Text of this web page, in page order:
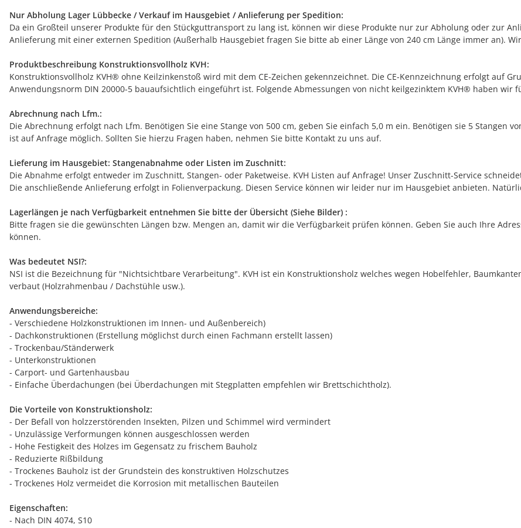
Nur Abholung Lager Lübbecke / Verkauf im Hausgebiet / Anlieferung per Spedition:
Da ein Großteil unserer Produkte für den Stückguttransport zu lang ist, können wir diese Produkte nur zur Abholung oder zur
Anlieferung mit einer externen Spedition (Außerhalb Hausgebiet fragen Sie bitte ab einer Länge von 240 cm Länge immer an).
Produktbeschreibung Konstruktionsvollholz KVH:
Konstruktionsvollholz KVH® ohne Keilzinkenstoß wird mit dem CE-Zeichen gekennzeichnet. Die CE-Kennzeichnung erfolgt auf
Anwendungsnorm DIN 20000-5 bauaufsichtlich eingeführt ist. Folgende Abmessungen von nicht keilgezinktem KVH® haben wir
Abrechnung nach Lfm.:
Die Abrechnung erfolgt nach Lfm. Benötigen Sie eine Stange von 500 cm, geben Sie einfach 5,0 m ein. Benötigen sie 5 Stangen
ist auf Anfrage möglich. Sollten Sie hierzu Fragen haben, nehmen Sie bitte Kontakt zu uns auf.
Lieferung im Hausgebiet: Stangenabnahme oder Listen im Zuschnitt:
Die Abnahme erfolgt entweder im Zuschnitt, Stangen- oder Paketweise. KVH Listen auf Anfrage! Unser Zuschnitt-Service
Die anschließende Anlieferung erfolgt in Folienverpackung. Diesen Service können wir leider nur im Hausgebiet anbieten.
Lagerlängen je nach Verfügbarkeit entnehmen Sie bitte der Übersicht (Siehe Bilder) :
Bitte fragen sie die gewünschten Längen bzw. Mengen an, damit wir die Verfügbarkeit prüfen können. Geben Sie auch Ihre
können.
Was bedeutet NSI?:
NSI ist die Bezeichnung für "Nichtsichtbare Verarbeitung". KVH ist ein Konstruktionsholz welches wegen Hobelfehler,
verbaut (Holzrahmenbau / Dachstühle usw.).
Anwendungsbereiche:
- Verschiedene Holzkonstruktionen im Innen- und Außenbereich)
- Dachkonstruktionen (Erstellung möglichst durch einen Fachmann erstellt lassen)
- Trockenbau/Ständerwerk
- Unterkonstruktionen
- Carport- und Gartenhausbau
- Einfache Überdachungen (bei Überdachungen mit Stegplatten empfehlen wir Brettschichtholz).
Die Vorteile von Konstruktionsholz:
- Der Befall von holzzerstörenden Insekten, Pilzen und Schimmel wird vermindert
- Unzulässige Verformungen können ausgeschlossen werden
- Hohe Festigkeit des Holzes im Gegensatz zu frischem Bauholz
- Reduzierte Rißbildung
- Trockenes Bauholz ist der Grundstein des konstruktiven Holzschutzes
- Trockenes Holz vermeidet die Korrosion mit metallischen Bauteilen
Eigenschaften:
- Nach DIN 4074, S10